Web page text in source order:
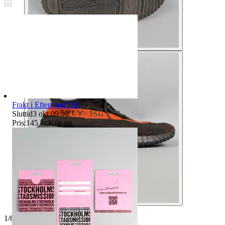
1/6
Frakt i Efterhand DK
Sluttid3 okt 09:00.
Pris:145 kr,Köp nu.